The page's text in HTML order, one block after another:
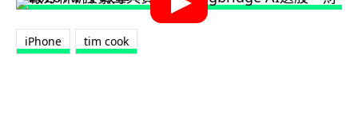
iPhone tim cook